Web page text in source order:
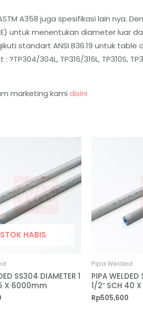
A358 juga spesifikasi lain nya.
untuk menentukan diameter luar
standart ANSI B36.19 untuk table
304L, TP316/316L, TP310S,
marketing kamidisini
STOK HABIS
SS304 DIAMETER 1
X 6000mm
Pipa Welded
PIPA
1/2″ SCH 40
Rp505,600